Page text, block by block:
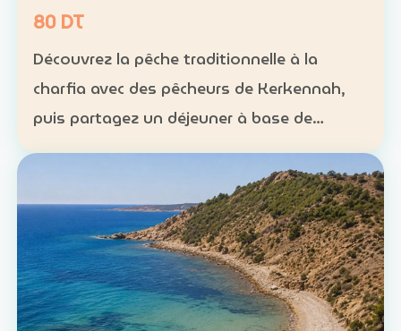
80 DT
Découvrez la pêche traditionnelle à la
charfia avec des pêcheurs de Kerkennah,
puis partagez un déjeuner à base de
poisson. Expérience : sortie en mer et
découverte d’une technique de pêche
ancestrale Patrimoine : la c…